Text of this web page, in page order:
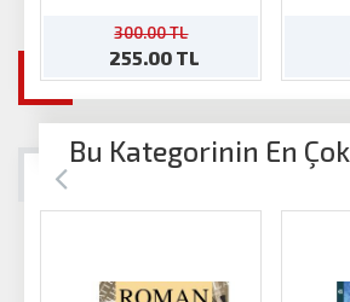
300.00 TL
255.00 TL
Bu Kategorinin En